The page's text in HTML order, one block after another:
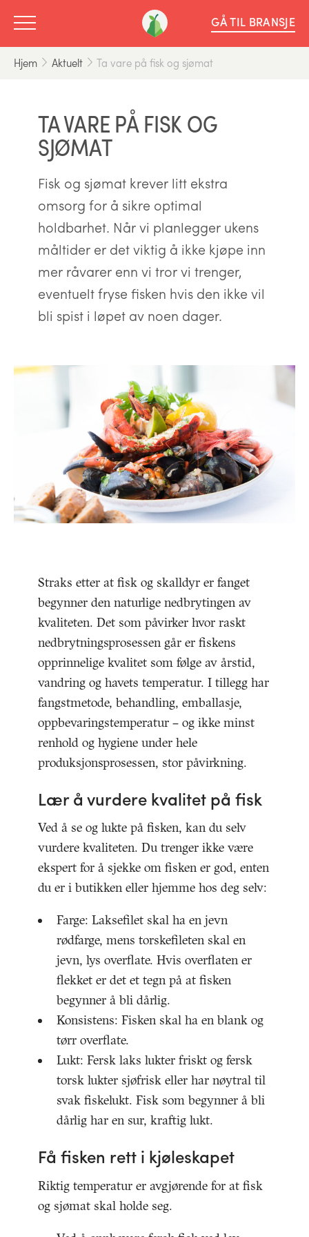
GÅ TIL BRANSJE
Hjem Aktuelt Ta vare på fisk og sjømat
TA VARE PÅ FISK OG
SJØMAT
Fisk og sjømat krever litt ekstra
omsorg for å sikre optimal
holdbarhet. Når vi planlegger ukens
måltider er det viktig å ikke kjøpe inn
mer råvarer enn vi tror vi trenger,
eventuelt fryse fisken hvis den ikke vil
bli spist i løpet av noen dager.
Straks etter at fisk og skalldyr er fanget
begynner den naturlige nedbrytingen av
kvaliteten. Det som påvirker hvor raskt
nedbrytningsprosessen går er fiskens
opprinnelige kvalitet som følge av årstid,
vandring og havets temperatur. I tillegg har
fangstmetode, behandling, emballasje,
oppbevaringstemperatur – og ikke minst
renhold og hygiene under hele
produksjonsprosessen, stor påvirkning.
Lær å vurdere kvalitet på fisk
Ved å se og lukte på fisken, kan du selv
vurdere kvaliteten. Du trenger ikke være
ekspert for å sjekke om fisken er god, enten
du er i butikken eller hjemme hos deg selv:
Farge: Laksefilet skal ha en jevn
rødfarge, mens torskefileten skal en
jevn, lys overflate. Hvis overflaten er
flekket er det et tegn på at fisken
begynner å bli dårlig.
Konsistens: Fisken skal ha en blank og
tørr overflate.
Lukt: Fersk laks lukter friskt og fersk
torsk lukter sjøfrisk eller har nøytral til
svak fiskelukt. Fisk som begynner å bli
dårlig har en sur, kraftig lukt.
Få fisken rett i kjøleskapet
Riktig temperatur er avgjørende for at fisk
og sjømat skal holde seg.